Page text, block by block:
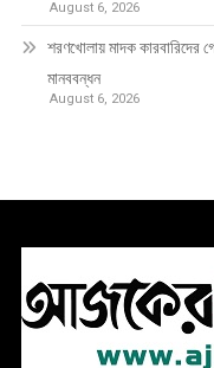
August 6, 2026
শরণখোলায় মাদক কারবারিদের
মানববন্ধন
August 6, 2026